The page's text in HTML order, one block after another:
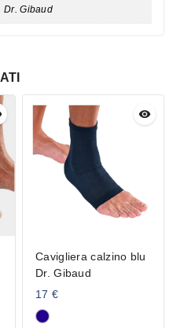
Dr. Gibaud
Cavigliera calzino blu
Dr. Gibaud
17 €